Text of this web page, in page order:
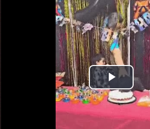
Play
Video